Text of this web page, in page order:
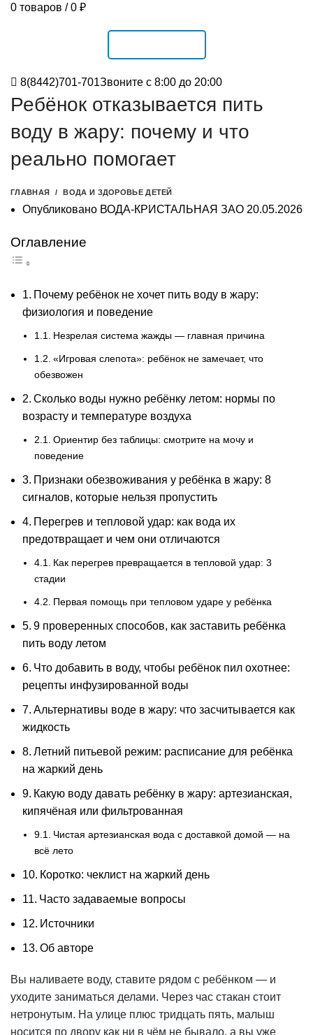
0 товаров / 0 ₽
8(8442)701-701Звоните с 8:00 до 20:00
Ребёнок отказывается пить
воду в жару: почему и что
реально помогает
ГЛАВНАЯ ВОДА И ЗДОРОВЬЕ ДЕТЕЙ
Опубликовано ВОДА-КРИСТАЛЬНАЯ ЗАО 20.05.2026
Оглавление
Почему ребёнок не хочет пить воду в жару:
физиология и поведение
Незрелая система жажды — главная причина
«Игровая слепота»: ребёнок не замечает, что
обезвожен
Сколько воды нужно ребёнку летом: нормы по
возрасту и температуре воздуха
Ориентир без таблицы: смотрите на мочу и
поведение
Признаки обезвоживания у ребёнка в жару: 8
сигналов, которые нельзя пропустить
Перегрев и тепловой удар: как вода их
предотвращает и чем они отличаются
Как перегрев превращается в тепловой удар: 3
стадии
Первая помощь при тепловом ударе у ребёнка
9 проверенных способов, как заставить ребёнка
пить воду летом
Что добавить в воду, чтобы ребёнок пил охотнее:
рецепты инфузированной воды
Альтернативы воде в жару: что засчитывается как
жидкость
Летний питьевой режим: расписание для ребёнка
на жаркий день
Какую воду давать ребёнку в жару: артезианская,
кипячёная или фильтрованная
Чистая артезианская вода с доставкой домой — на
всё лето
Коротко: чеклист на жаркий день
Часто задаваемые вопросы
Источники
Об авторе
Вы наливаете воду, ставите рядом с ребёнком — и
уходите заниматься делами. Через час стакан стоит
нетронутым. На улице плюс тридцать пять, малыш
носится по двору как ни в чём не бывало, а вы уже